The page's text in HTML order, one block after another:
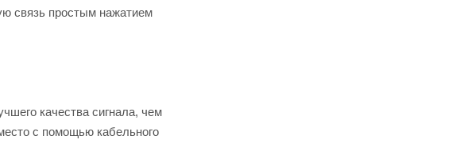
связь простым нажатием
качества сигнала, чем
с помощью кабельного